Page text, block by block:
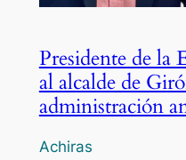
Presidente de la
al alcalde de
administración
Achiras